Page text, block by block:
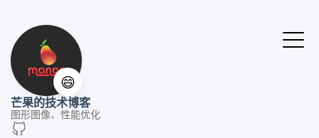
😄
芒果的技术博客
图形图像、性能优化